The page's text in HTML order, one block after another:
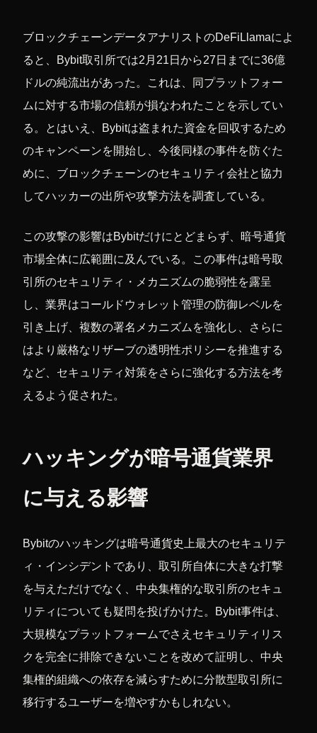
ブロックチェーンデータアナリストのDeFiLlamaによ
ると、Bybit取引所では2月21日から27日までに36億
ドルの純流出があった。これは、同プラットフォー
ムに対する市場の信頼が損なわれたことを示してい
る。とはいえ、Bybitは盗まれた資金を回収するため
のキャンペーンを開始し、今後同様の事件を防ぐた
めに、ブロックチェーンのセキュリティ会社と協力
してハッカーの出所や攻撃方法を調査している。
この攻撃の影響はBybitだけにとどまらず、暗号通貨
市場全体に広範囲に及んでいる。この事件は暗号取
引所のセキュリティ・メカニズムの脆弱性を露呈
し、業界はコールドウォレット管理の防御レベルを
引き上げ、複数の署名メカニズムを強化し、さらに
はより厳格なリザーブの透明性ポリシーを推進する
など、セキュリティ対策をさらに強化する方法を考
えるよう促された。
ハッキングが暗号通貨業界
に与える影響
Bybitのハッキングは暗号通貨史上最大のセキュリテ
ィ・インシデントであり、取引所自体に大きな打撃
を与えただけでなく、中央集権的な取引所のセキュ
リティについても疑問を投げかけた。Bybit事件は、
大規模なプラットフォームでさえセキュリティリス
クを完全に排除できないことを改めて証明し、中央
集権的組織への依存を減らすために分散型取引所に
移行するユーザーを増やすかもしれない。